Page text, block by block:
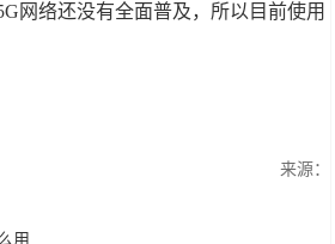
网络还没有全面普及，所以目前使用
来源：
用